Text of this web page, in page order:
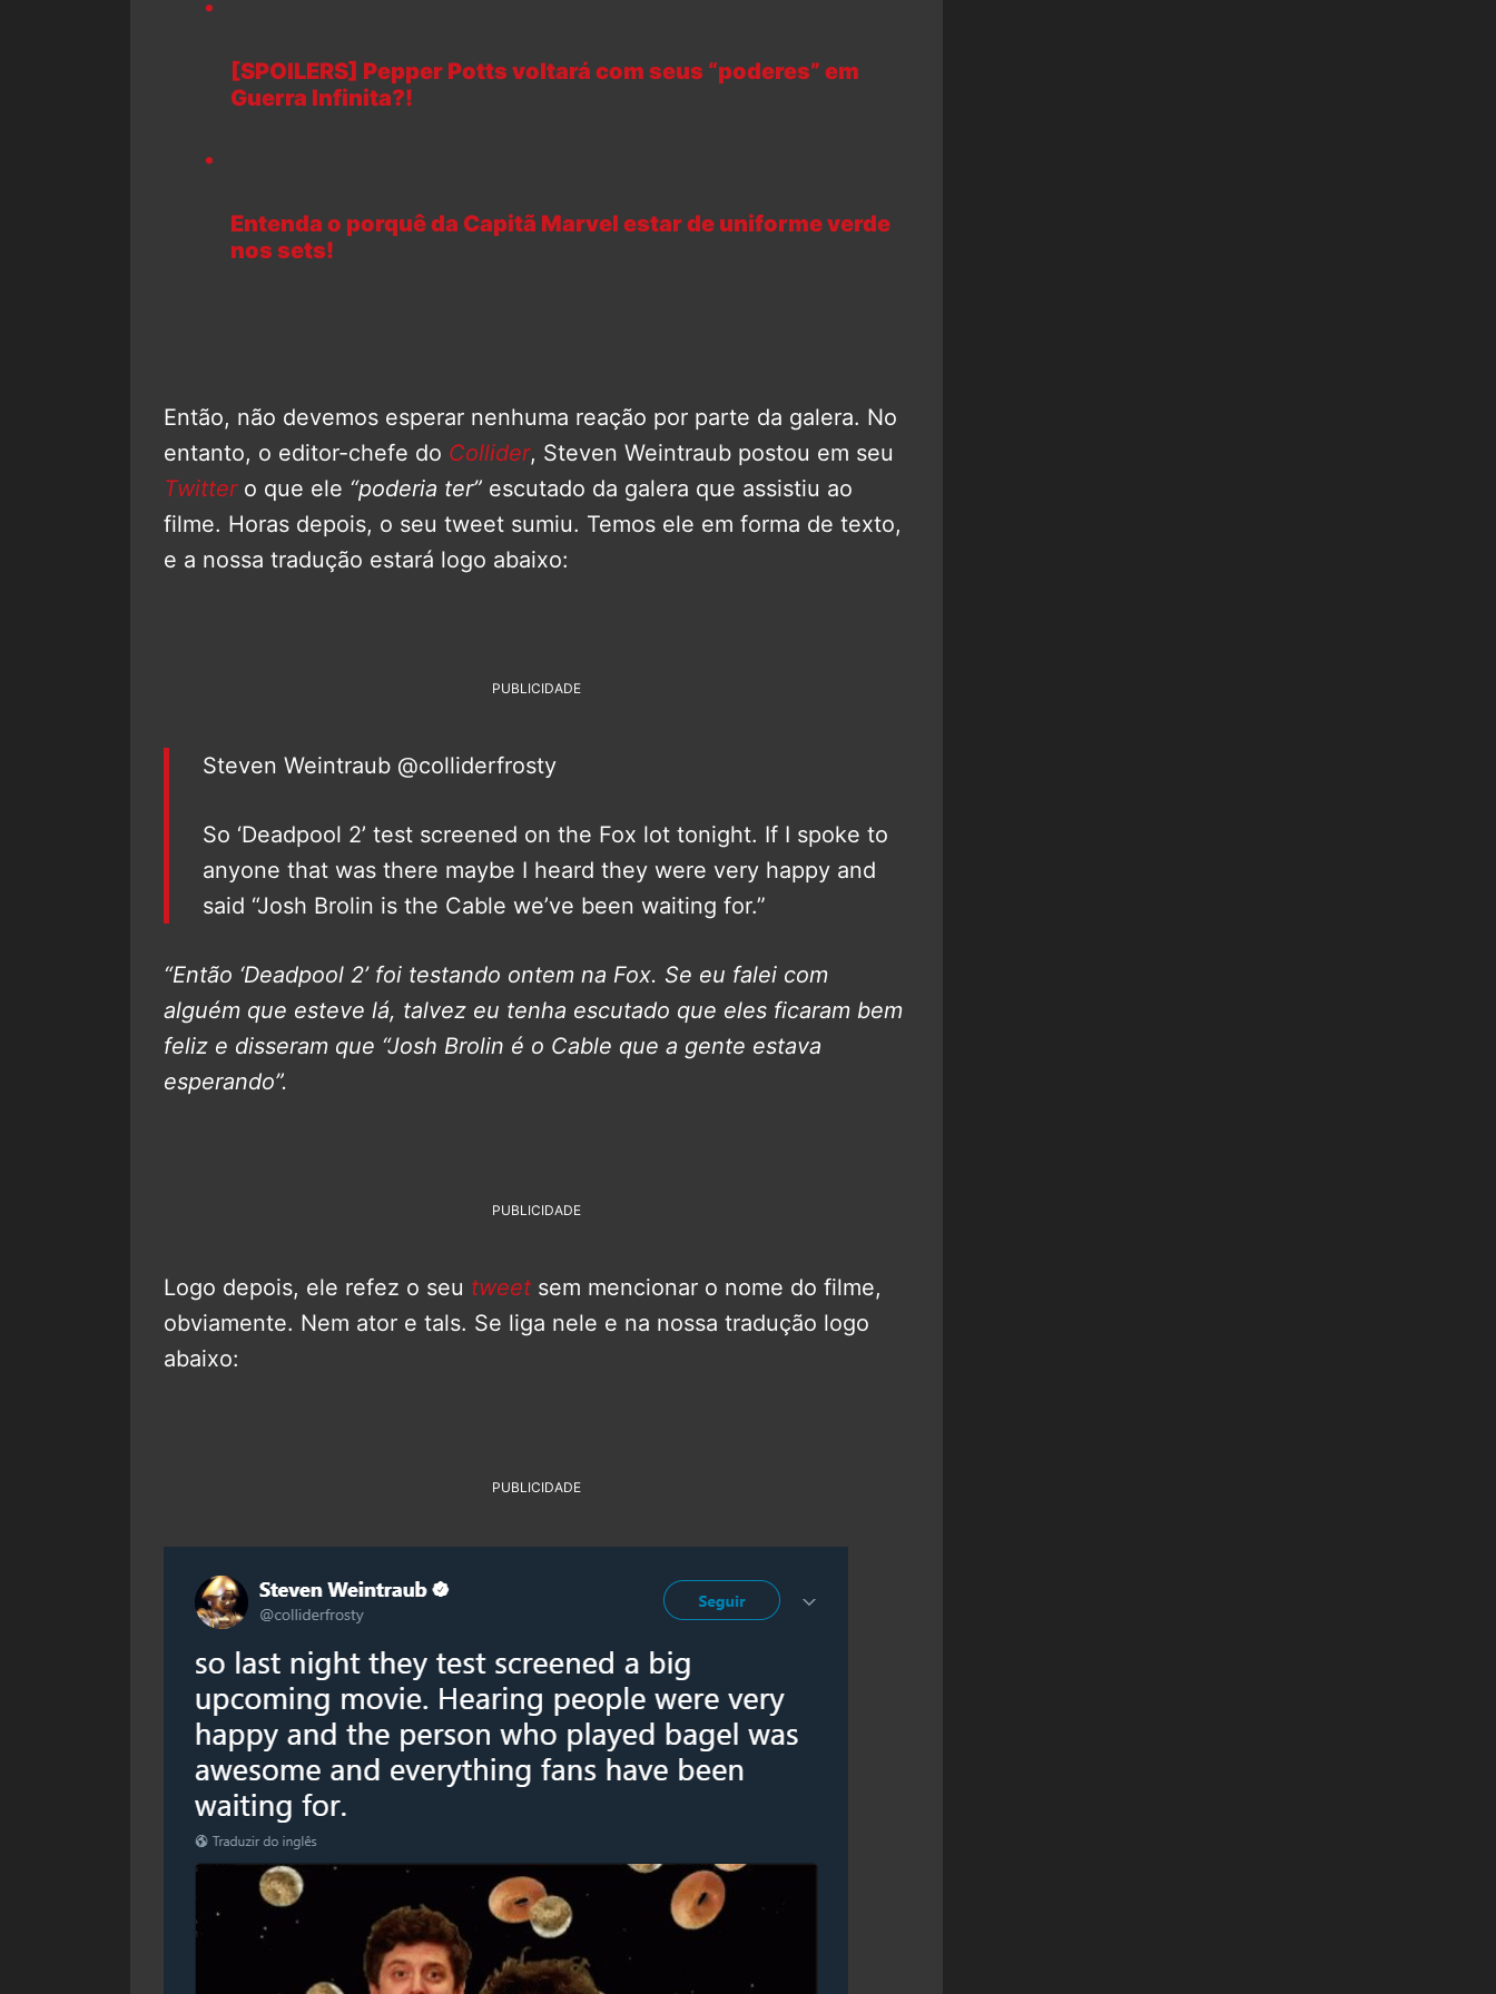
[SPOILERS] Pepper Potts voltará com seus “poderes” em
Guerra Infinita?!
Entenda o porquê da Capitã Marvel estar de uniforme verde
nos sets!
Então, não devemos esperar nenhuma reação por parte da galera. No
entanto, o editor-chefe do Collider
, Steven Weintraub‏ postou em seu
Twittero que ele “poderia ter” escutado da galera que assistiu ao
filme. Horas depois, o seu tweet sumiu. Temos ele em forma de texto,
e a nossa tradução estará logo abaixo:
PUBLICIDADE
Steven Weintraub‏ @colliderfrosty
So ‘Deadpool 2’ test screened on the Fox lot tonight. If I spoke to
anyone that was there maybe I heard they were very happy and
said “Josh Brolin is the Cable we’ve been waiting for.”
“Então ‘Deadpool 2’ foi testando ontem na Fox. Se eu falei com
alguém que esteve lá, talvez eu tenha escutado que eles ficaram bem
feliz e disseram que “Josh Brolin é o Cable que a gente estava
esperando”.
PUBLICIDADE
Logo depois, ele refez o seu tweet sem mencionar o nome do filme,
obviamente. Nem ator e tals. Se liga nele e na nossa tradução logo
abaixo:
PUBLICIDADE